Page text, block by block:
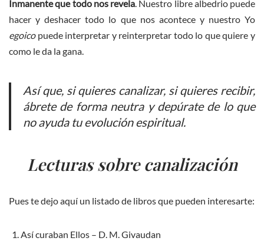
Inmanente que todo nos revela. Nuestro libre albedrio puede
hacer y deshacer todo lo que nos acontece y nuestro Yo
egoicopuede interpretar y reinterpretar todo lo que quiere y
como le da la gana.
Así que, si quieres canalizar, si quieres recibir,
ábrete de forma neutra y depúrate de lo que
no ayuda tu evolución espiritual.
Lecturas sobre canalización
Pues te dejo aquí un listado de libros que pueden interesarte:
Así curaban Ellos – D. M. Givaudan